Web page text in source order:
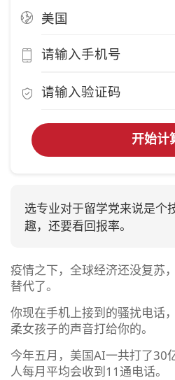
开始计
选专业对于留学党来说是个
趣，还要看回报率。
疫情之下，全球经济还没复苏
替代了。
你现在手机上接到的骚扰电话
柔女孩子的声音打给你的。
今年五月，美国AI一共打了30
人每月平均会收到11通电话。